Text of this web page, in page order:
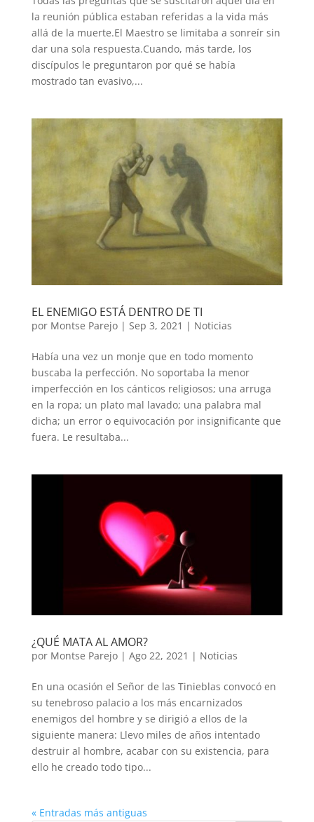
la reunión pública estaban referidas a la vida más
allá de la muerte.El Maestro se limitaba a sonreír sin
dar una sola respuesta.Cuando, más tarde, los
discípulos le preguntaron por qué se había
mostrado tan evasivo,...
EL ENEMIGO ESTÁ DENTRO DE TI
por Montse Parejo| Sep 3, 2021 | Noticias
Había una vez un monje que en todo momento
buscaba la perfección. No soportaba la menor
imperfección en los cánticos religiosos; una arruga
en la ropa; un plato mal lavado; una palabra mal
dicha; un error o equivocación por insignificante que
fuera. Le resultaba...
¿QUÉ MATA AL AMOR?
por Montse Parejo| Ago 22, 2021 | Noticias
En una ocasión el Señor de las Tinieblas convocó en
su tenebroso palacio a los más encarnizados
enemigos del hombre y se dirigió a ellos de la
siguiente manera: Llevo miles de años intentado
destruir al hombre, acabar con su existencia, para
ello he creado todo tipo...
« Entradas más antiguas